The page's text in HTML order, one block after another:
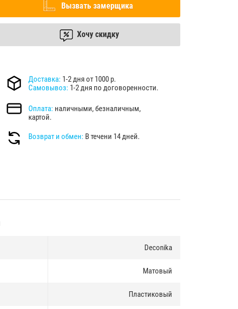
Вызвать замерщика
Хочу скидку
Доставка: 1-2 дня от 1000 р.
Самовывоз: 1-2 дня по договоренности.
Оплата: наличными, безналичным,
картой.
Возврат и обмен: В течени 14 дней.
Deconika
Матовый
Пластиковый